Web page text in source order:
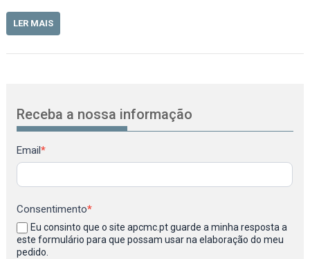
LER MAIS
Receba a nossa informação
Newsletter
Email*
Consentimento*
Eu consinto que o site apcmc.pt guarde a minha resposta a
este formulário para que possam usar na elaboração do meu
pedido.